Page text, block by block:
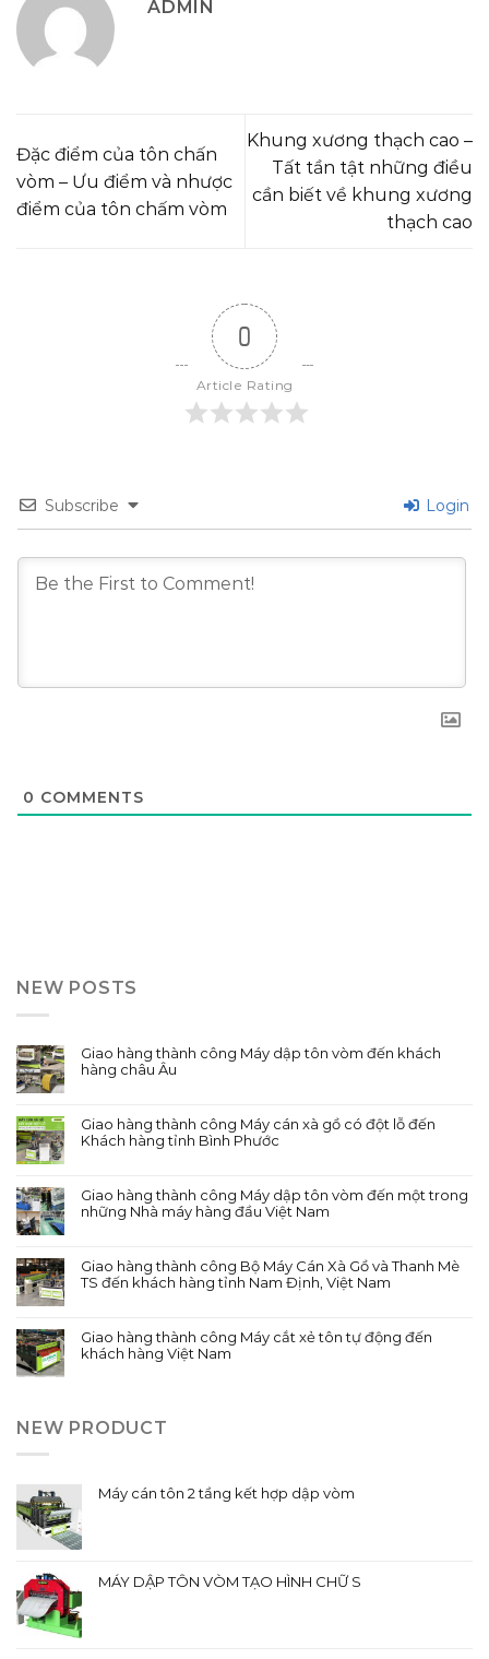
NEW POSTS
Giao hàng thành công Máy dập tôn vòm đến khách
hàng châu Âu
Giao hàng thành công Máy cán xà gồ có đột lỗ đến
Khách hàng tỉnh Bình Phước
Giao hàng thành công Máy dập tôn vòm đến một trong
những Nhà máy hàng đầu Việt Nam
Giao hàng thành công Bộ Máy Cán Xà Gồ và Thanh Mè
TS đến khách hàng tỉnh Nam Định, Việt Nam
Giao hàng thành công Máy cắt xẻ tôn tự động đến
khách hàng Việt Nam
NEW PRODUCT
Máy cán tôn 2 tầng kết hợp dập vòm
MÁY DẬP TÔN VÒM TẠO HÌNH CHỮ S
ADMIN
Đặc điểm của tôn chấn
vòm – Ưu điểm và nhược
điểm của tôn chấm vòm
Khung xương thạch cao –
Tất tần tật những điều
cần biết về khung xương
thạch cao
0
Article Rating
Subscribe Login
0 COMMENTS